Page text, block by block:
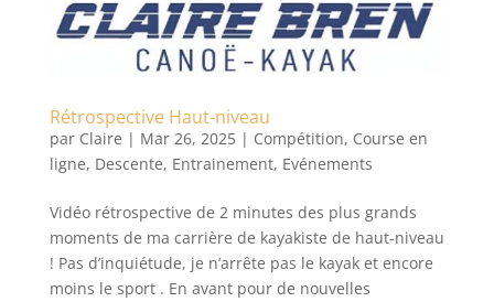
Rétrospective Haut-niveau
par Claire | Mar 26, 2025| Compétition, Course en
ligne, Descente, Entrainement, Evénements
Vidéo rétrospective de 2 minutes des plus grands
moments de ma carrière de kayakiste de haut-niveau
! Pas d’inquiétude, je n’arrête pas le kayak et encore
moins le sport . En avant pour de nouvelles